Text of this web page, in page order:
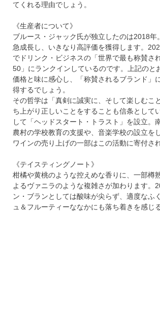
てくれる理由でしょう。
《生産者について》
ブルース・ジャック氏が独立したのは2018年
急成長し、いきなり高評価を獲得します。
でドリンク・ビジネスの「世界で最も称賛さ
50」にランクインしているのです。上記のと
価格と味に感心し、「称賛されるブランド」
得するでしょう。
その哲学は「真剣に誠実に、そして楽しむこ
ち上がり正しいことをすることも信条として
して「ヘッドスタート・トラスト」を設立。
農村の学校教育の支援や、音楽学校の設立を
ワインの売り上げの一部はこの活動に寄付さ
《テイスティングノート》
柑橘や黄桃のような控えめな香りに、一部樽
よるヴァニラのような複雑さが加わります。
ン・ブランとしては酸味が尖らず、適度なふ
ュ＆フルーティーななかにも落ち着きを感じ